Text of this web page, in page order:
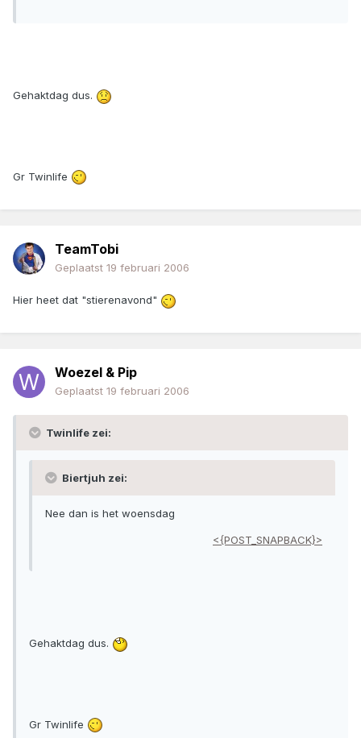
Gehaktdag dus.
Gr Twinlife
TeamTobi
Geplaatst 19 februari 2006
Hier heet dat "stierenavond"
Woezel & Pip
Geplaatst 19 februari 2006
Twinlife zei:
Biertjuh zei:
Nee dan is het woensdag
<{POST_SNAPBACK}>
Gehaktdag dus.
Gr Twinlife